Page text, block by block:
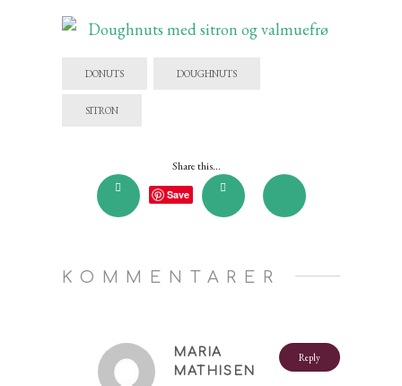
DONUTS DOUGHNUTS
SITRON
Share this...
Save
KOMMENTARER
Reply
MARIA
MATHISEN